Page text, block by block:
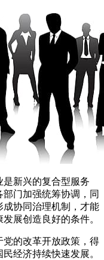
是新兴的复合型服务
门加强统筹协调，同
协同治理机制，才能
展创造良好的条件。
的改革开放政策，得
经济持续快速发展。